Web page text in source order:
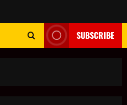
SUBSCRIBE